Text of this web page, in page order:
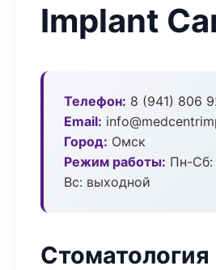
Implant
Телефон: 8 (941) 806
Email:
Город: Омск
Режим работы: Пн-Сб:
Вс: выходной
Стоматология